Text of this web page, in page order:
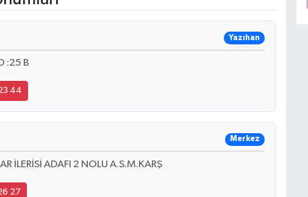
Yazıhan
:25 B
44
Merkez
İLERİSİ ADAFI 2 NOLU A.S.M.KARŞ
27